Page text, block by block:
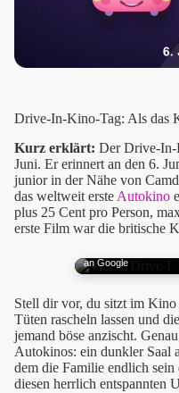
Drive-In-Kino-Tag: Als das
Kurz erklärt: Der Drive-In-
Juni. Er erinnert an den 6.
junior in der Nähe von
das weltweit erste Autokino
plus 25 Cent pro Person,
erste Film war die britische
an Google
Stell dir vor, du sitzt im Kino
Tüten rascheln lassen und
jemand böse anzischt.
Autokinos: ein dunkler Saal
dem die Familie endlich
diesen herrlich entspannten